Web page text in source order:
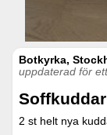
Botkyrka,
uppdaterad för
2 st helt nya